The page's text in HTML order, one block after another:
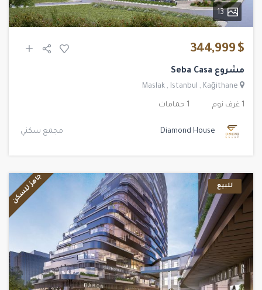
13
$ 344,999
مشروع Seba Casa
Maslak , Istanbul , Kağithane
1 غرف نوم 1 حمامات
Diamond House مجمع سكني
للبيع جاهز للسكن